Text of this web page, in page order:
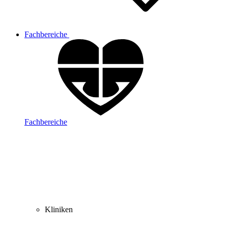
Fachbereiche
Fachbereiche
Kliniken